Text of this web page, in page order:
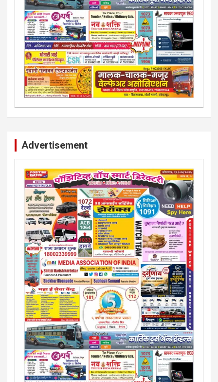
Advertisement